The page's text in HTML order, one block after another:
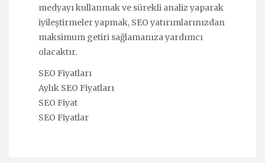
medyayı kullanmak ve sürekli analiz yaparak
iyileştirmeler yapmak, SEO yatırımlarınızdan
maksimum getiri sağlamanıza yardımcı
olacaktır.
SEO Fiyatları
Aylık SEO Fiyatları
SEO Fiyat
SEO Fiyatlar